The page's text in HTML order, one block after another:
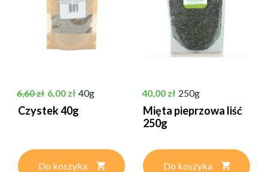
Cena podstawowa
6,60 zł Cena
6,00 zł 40g
Czystek 40g
Do koszyka
Cena
40,00 zł 250g
Mięta pieprzowa liść
250g
Do koszyka